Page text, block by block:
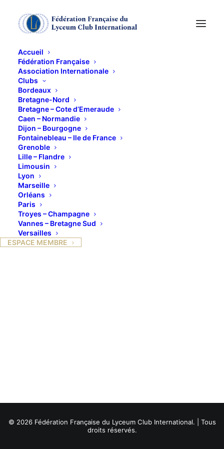
Accueil
Fédération Française
Association Internationale
Clubs
Bordeaux
Bretagne-Nord
Bretagne – Cote d’Emeraude
Caen – Normandie
Dijon – Bourgogne
Fontainebleau – Ile de France
Grenoble
Lille – Flandre
Limousin
Lyon
Marseille
Orléans
Paris
Troyes – Champagne
Vannes – Bretagne Sud
Versailles
ESPACE MEMBRE
"L'HEURE ANGLAISE"
27 MARS 2012
Responsable : Colette VIGNAL
© 2026 Fédération Française du Lyceum Club International. | Tous
droits réservés.